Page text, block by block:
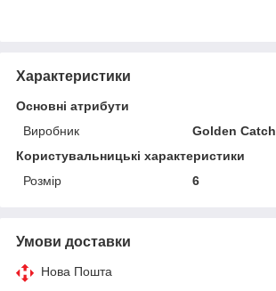
Характеристики
Основні атрибути
Виробник
Golden Catch
Користувальницькі характеристики
Розмір
6
Умови доставки
Нова Пошта